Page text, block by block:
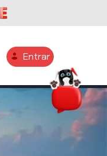
Entrar